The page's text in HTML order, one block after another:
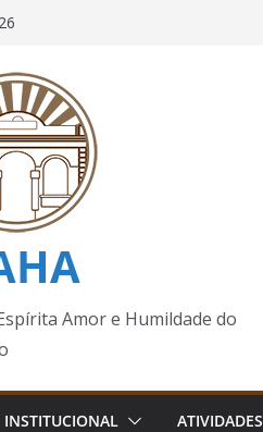
Amor e Humildade do
INSTITUCIONAL ATIVIDADES